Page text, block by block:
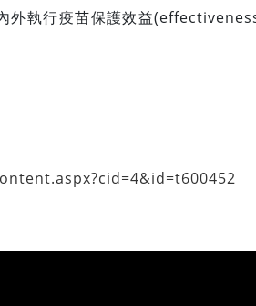
外執行疫苗保護效益